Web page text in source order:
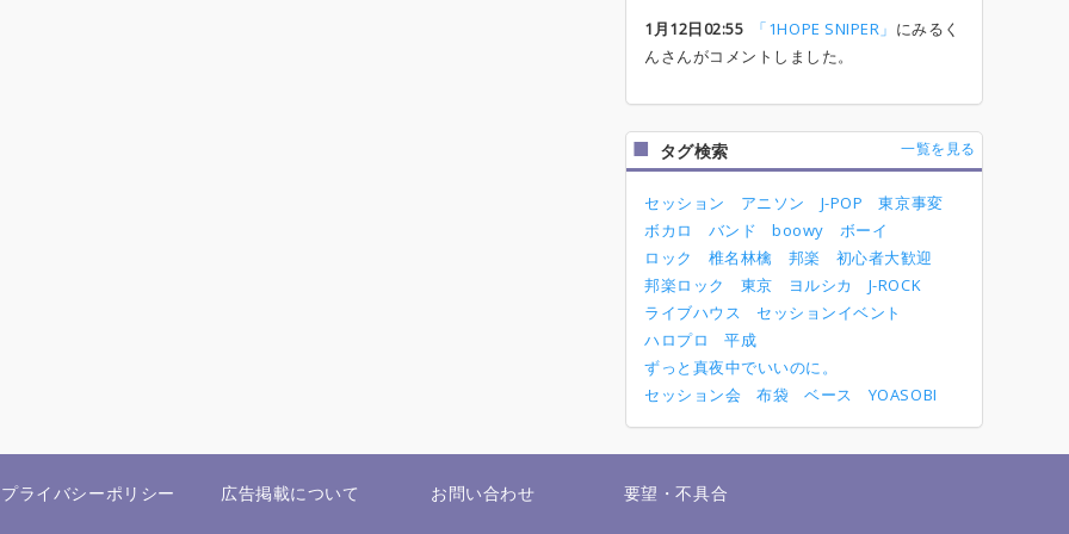
1月12日02:55 「1HOPE SNIPER」 にみるく
んさんがコメントしました。
タグ検索 一覧を見る
セッション アニソン J-POP
東京事変
ボカロ
バンド boowy
ボーイ
ロック
椎名林檎 邦楽
初心者大歓迎
邦楽ロック
東京 ヨルシカ
J-ROCK
ライブハウス
セッションイベント
ハロプロ
平成
ずっと真夜中でいいのに。
セッション会
布袋 ベース YOASOBI
プライバシーポリシー 広告掲載について お問い合わせ 要望・不具合